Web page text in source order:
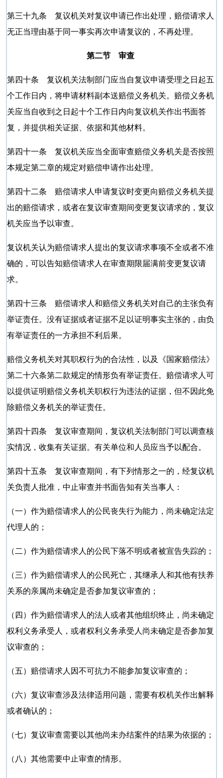
第三十九条 复议机关对复议申请已作出处理，赔偿请求人
无正当理由基于同一事实再次申请复议的，不再处理。
第二节 审查
第四十条 复议机关法制部门应当自复议申请受理之日起五
个工作日内，将申请材料副本送赔偿义务机关。赔偿义务机
关应当自收到之日起十个工作日内向复议机关作出书面答
复，并提供相关证据、依据和其他材料。
第四十一条 复议机关应当全面审查赔偿义务机关是否按照
本规定第二章的规定对赔偿申请作出处理。
第四十二条 赔偿请求人申请复议时变更向赔偿义务机关提
出的赔偿请求，或者在复议审查期间变更复议请求的，复议
机关应当予以审查。
复议机关认为赔偿请求人提出的复议请求事项不全或者不准
确的，可以告知赔偿请求人在审查期限届满前变更复议请
求。
第四十三条 赔偿请求人和赔偿义务机关对自己的主张负有
举证责任。没有证据或者证据不足以证明事实主张的，由负
有举证责任的一方承担不利后果。
赔偿义务机关对其职权行为的合法性，以及《国家赔偿法》
第二十六条第二款规定的情形负有举证责任。赔偿请求人可
以提供证明赔偿义务机关职权行为违法的证据，但不因此免
除赔偿义务机关的举证责任。
第四十四条 复议审查期间，复议机关法制部门可以调查核
实情况，收集有关证据。有关单位和人员应当予以配合。
第四十五条 复议审查期间，有下列情形之一的，经复议机
关负责人批准，中止审查并书面告知有关当事人：
（一）作为赔偿请求人的公民丧失行为能力，尚未确定法定
代理人的；
（二）作为赔偿请求人的公民下落不明或者被宣告失踪的；
（三）作为赔偿请求人的公民死亡，其继承人和其他有扶养
关系的亲属尚未确定是否参加复议审查的；
（四）作为赔偿请求人的法人或者其他组织终止，尚未确定
权利义务承受人，或者权利义务承受人尚未确定是否参加复
议审查的；
（五）赔偿请求人因不可抗力不能参加复议审查的；
（六）复议审查涉及法律适用问题，需要有权机关作出解释
或者确认的；
（七）复议审查需要以其他尚未办结案件的结果为依据的；
（八）其他需要中止审查的情形。